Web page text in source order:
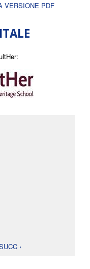
VERSIONE PDF
›